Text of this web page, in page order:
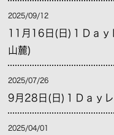
2025/09/12
11月16日(日)１Ｄａｙ
山麓)
2025/07/26
9月28日(日)１Ｄａｙ
2025/04/01